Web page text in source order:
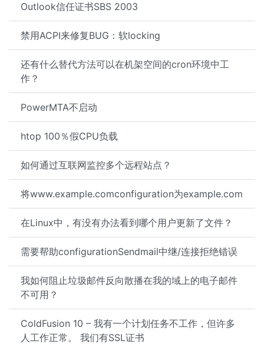
Outlook信任证书SBS 2003
禁用ACPI来修复BUG：软locking
还有什么替代方法可以在机架空间的cron环境中工
作？
PowerMTA不启动
htop 100％假CPU负载
如何通过互联网监控多个远程站点？
将www.example.comconfiguration为example.com
在Linux中，有没有办法看到哪个用户更新了文件？
需要帮助configurationSendmail中继/连接拒绝错误
我如何阻止垃圾邮件反向散播在我的域上的电子邮件
不可用？
ColdFusion 10 – 我有一个计划任务不工作，但许多
人工作正常。 我们有SSL证书